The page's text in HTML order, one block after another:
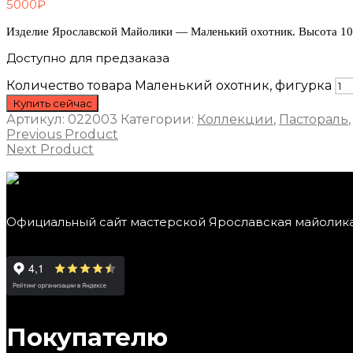
5000₽
Изделие Ярославской Майолики — Маленький охотник. Высота
Доступно для предзаказа
Количество товара Маленький охотник, фигурка
Купить сейчас
Артикул: 022003 Категории: Коллекции, Пастораль,
Previous Product
Next Product
Официальный сайт мастерской Ярославская
Покупателю